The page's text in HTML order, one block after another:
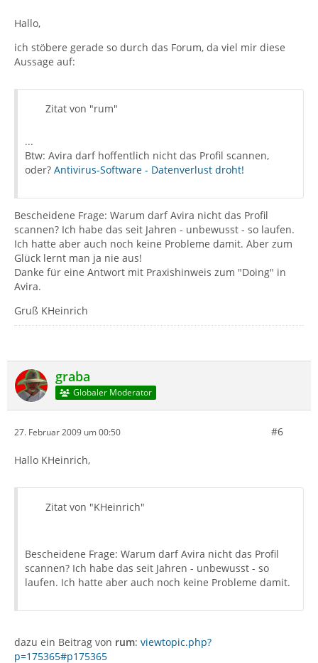
Hallo,
ich stöbere gerade so durch das Forum, da viel mir diese
Aussage auf:
Zitat von "rum"
...
Btw: Avira darf hoffentlich nicht das Profil scannen,
oder? Antivirus-Software - Datenverlust droht!
Bescheidene Frage: Warum darf Avira nicht das Profil
scannen? Ich habe das seit Jahren - unbewusst - so laufen.
Ich hatte aber auch noch keine Probleme damit. Aber zum
Glück lernt man ja nie aus!
Danke für eine Antwort mit Praxishinweis zum "Doing" in
Avira.
Gruß KHeinrich
graba
Globaler Moderator
27. Februar 2009 um 00:50 #6
Hallo KHeinrich,
Zitat von "KHeinrich"
Bescheidene Frage: Warum darf Avira nicht das Profil
scannen? Ich habe das seit Jahren - unbewusst - so
laufen. Ich hatte aber auch noch keine Probleme damit.
dazu ein Beitrag von rum: viewtopic.php?
p=175365#p175365